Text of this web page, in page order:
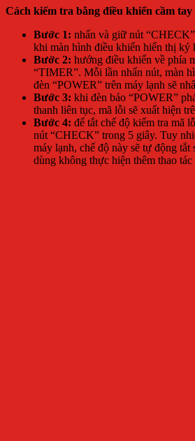
Cách kiểm tra bằng điều khiển cầm tay
Bước 1: nhấn và giữ nút
khi màn hình điều khiển hiển thị ký
Bước 2: hướng điều khiển về phía
“TIMER”. Mỗi lần nhấn nút, màn
đèn “POWER” trên máy lạnh sẽ
Bước 3: khi đèn báo “POWER”
thanh liên tục, mã lỗi sẽ xuất hiện
Bước 4: để tắt chế độ kiểm tra mã
nút “CHECK” trong 5 giây. Tuy
máy lạnh, chế độ này sẽ tự động tắt
dùng không thực hiện thêm thao tác